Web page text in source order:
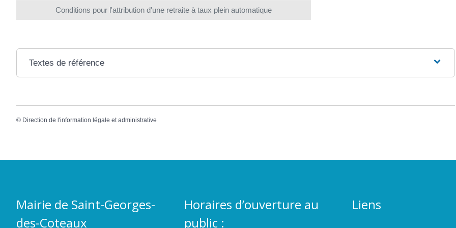
Conditions pour l'attribution d'une retraite à taux plein automatique
Textes de référence
© Direction de l'information légale et administrative
Mairie de Saint-Georges-
des-Coteaux
Horaires d’ouverture au
public :
Liens